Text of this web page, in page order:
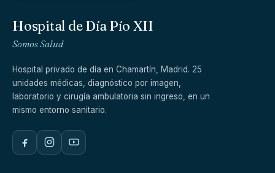
Hospital de Día Pío XII
Somos Salud
Hospital privado de día en Chamartín, Madrid. 25
unidades médicas, diagnóstico por imagen,
laboratorio y cirugía ambulatoria sin ingreso, en un
mismo entorno sanitario.